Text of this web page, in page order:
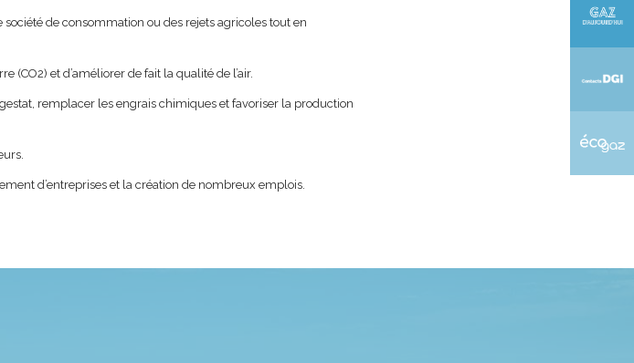
de consommation ou des rejets agricoles tout en
(CO2) et d’améliorer de fait la qualité de l’air.
remplacer les engrais chimiques et favoriser la production
d’entreprises et la création de nombreux emplois.